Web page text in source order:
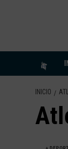
INICIO